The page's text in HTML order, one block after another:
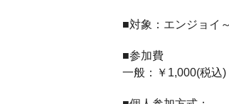
■対象：エンジョイ～
■参加費
一般：￥1,000(税込